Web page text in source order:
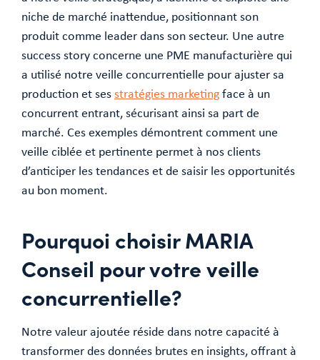
niche de marché inattendue, positionnant son
produit comme leader dans son secteur. Une autre
success story concerne une PME manufacturière qui
a utilisé notre veille concurrentielle pour ajuster sa
production et sesstratégies marketingface à un
concurrent entrant, sécurisant ainsi sa part de
marché. Ces exemples démontrent comment une
veille ciblée et pertinente permet à nos clients
d’anticiper les tendances et de saisir les opportunités
au bon moment.
Pourquoi choisir MARIA
Conseil pour votre veille
concurrentielle?
Notre valeur ajoutée réside dans notre capacité à
transformer des données brutes en insights, offrant à